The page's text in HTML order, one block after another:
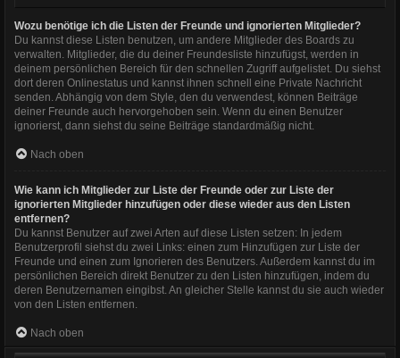
Wozu benötige ich die Listen der Freunde und ignorierten Mitglieder?
Du kannst diese Listen benutzen, um andere Mitglieder des Boards zu
verwalten. Mitglieder, die du deiner Freundesliste hinzufügst, werden in
deinem persönlichen Bereich für den schnellen Zugriff aufgelistet. Du siehst
dort deren Onlinestatus und kannst ihnen schnell eine Private Nachricht
senden. Abhängig von dem Style, den du verwendest, können Beiträge
deiner Freunde auch hervorgehoben sein. Wenn du einen Benutzer
ignorierst, dann siehst du seine Beiträge standardmäßig nicht.
Nach oben
Wie kann ich Mitglieder zur Liste der Freunde oder zur Liste der
ignorierten Mitglieder hinzufügen oder diese wieder aus den Listen
entfernen?
Du kannst Benutzer auf zwei Arten auf diese Listen setzen: In jedem
Benutzerprofil siehst du zwei Links: einen zum Hinzufügen zur Liste der
Freunde und einen zum Ignorieren des Benutzers. Außerdem kannst du im
persönlichen Bereich direkt Benutzer zu den Listen hinzufügen, indem du
deren Benutzernamen eingibst. An gleicher Stelle kannst du sie auch wieder
von den Listen entfernen.
Nach oben